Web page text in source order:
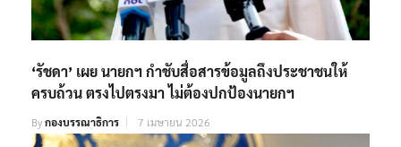
‘รัชดา’ เผย นายกฯ กำชับสื่อสารข้อมูลถึงประชาชนให้
ครบถ้วน ตรงไปตรงมา ไม่ต้องปกป้องนายกฯ
Byกองบรรณาธิการ 7 เมษายน 2026